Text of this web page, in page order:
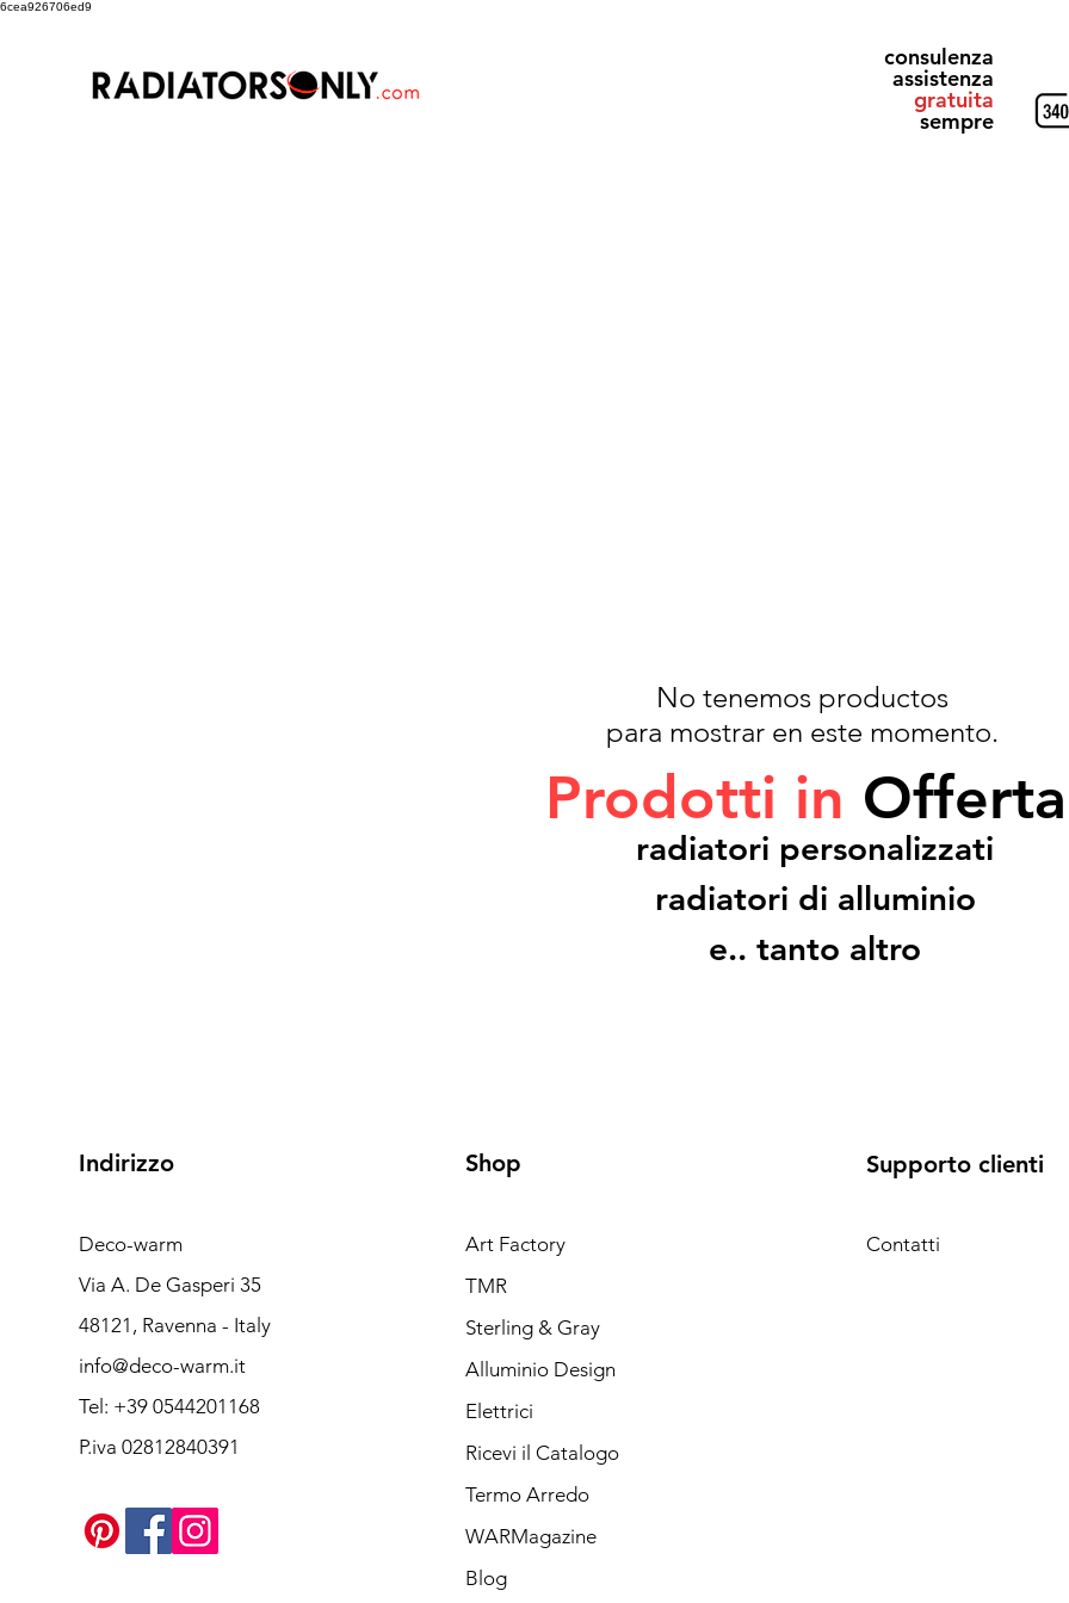
6cea926706ed9
consulenza
assistenza
gratuita
sempre
Prodotti in
radiatori personalizzati
radiatori di alluminio
e.. tanto altro
No tenemos productos
para mostrar en este momento.
Indirizzo
Deco-warm
Via A. De Gasperi 35
48121, Ravenna - Italy
info@deco-warm.it
Tel: +39 0544201168
P.iva 02812840391
Shop
Art Factory
TMR
Sterling & Gray
Alluminio Design
Elettrici
Ricevi il Catalogo
Termo Arredo
WARMagazine
Blog
Supporto clienti
Contatti